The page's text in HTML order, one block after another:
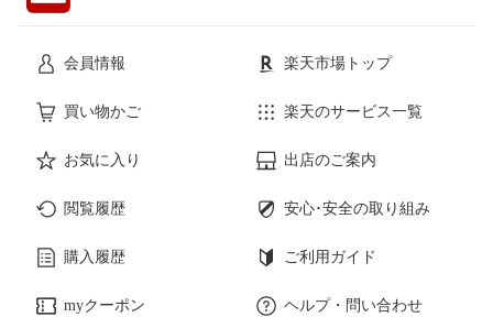
会員情報 楽天市場トップ
買い物かご 楽天のサービス一覧
お気に入り 出店のご案内
閲覧履歴 安心･安全の取り組み
購入履歴 ご利用ガイド
myクーポン ヘルプ・問い合わせ